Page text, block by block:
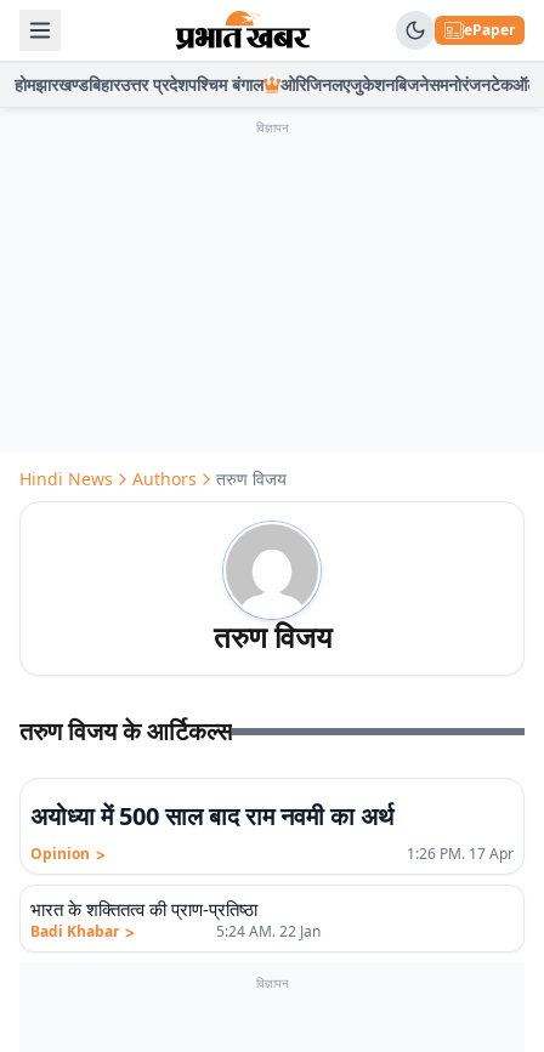
ePaper
होमझारखण्डबिहारउत्तर प्रदेशपश्चिम बंगाल ओरिजिनलएजुकेशनबिजनेसमनोरंजनटेकऑटो
विज्ञापन
Hindi News Authors तरुण विजय
तरुण विजय
तरुण विजय के आर्टिकल्स
अयोध्या में 500 साल बाद राम नवमी का अर्थ
Opinion > 1:26 PM. 17 Apr
भारत के शक्तितत्व की प्राण-प्रतिष्ठा
Badi Khabar > 5:24 AM. 22 Jan
विज्ञापन